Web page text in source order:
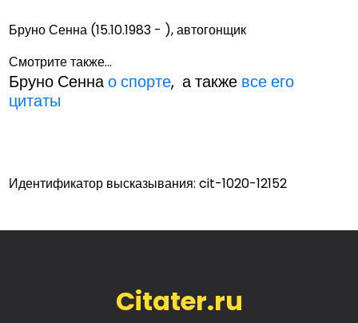
Бруно Сенна (15.10.1983 - ), автогонщик
Смотрите также...
Бруно Сеннао спорте, а также все его
цитаты
Идентификатор высказывания: cit-1020-12152
Citater.ru